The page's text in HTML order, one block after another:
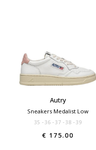
Autry
Sneakers Medalist Low
35 36 37 38 39
€ 175.00